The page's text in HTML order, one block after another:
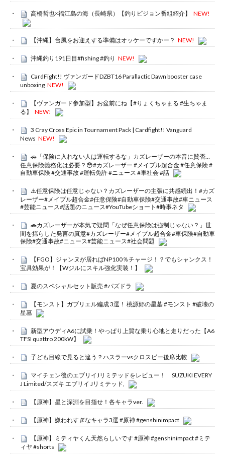
高橋哲也×福江島の海（長崎県）【釣りビジョン番組紹介】 NEW!
【沖縄】台風をお迎えする準備はオッケーですかー？ NEW!
沖縄釣り191日目#fishing #釣り NEW!
CardFight!! ヴァンガードDZBT16 Parallactic Dawn booster case
unboxing NEW!
【ヴァンガード参加型】お盆前にね【#りょくちゃまる #生ちゃま
る】
NEW!
3 Cray Cross Epic in Tournament Pack | Cardfight!! Vanguard
News NEW!
🚗「保険に入れない人は運転するな」カズレーザーの本音に賛否…
任意保険義務化は必要？😳#カズレーザー #メイプル超合金 #任意保険 #
自動車保険 #交通事故 #運転免許 #ニュース #車社会 #話
⚠️任意保険は任意じゃない？カズレーザーの主張に共感続出！#カズ
レーザー#メイプル超合金#任意保険#自動車保険#交通事故#車ニュース
#芸能ニュース#話題のニュース#YouTubeショート#時事ネタ
🚗カズレーザーが本気で疑問「なぜ任意保険は強制じゃない？」世
間を揺らした発言の真意#カズレーザー#メイプル超合金#車保険#自動車
保険#交通事故#ニュース#芸能ニュース#社会問題
【FGO】ジャンヌが居ればNP100％チャージ！？でもシャンクス！
宝具効果が！【Wジルにスキル強化実装！】
夏のスペシャルセット販売 #パズドラ
【モンスト】ガブリエル編成 3選！ 桃源郷の星墓 #モンスト #破壊の
星墓
新型アウディA6に試乗！やっぱり上質な乗り心地と走りだった【A6
TFSI quattro 200kW】
子ども目線で見ると違う？ハスラーvsクロスビー後席比較
マイチェン後のエブリイJリミテッドをレビュー！ SUZUKI EVERY
J Limited/スズキ エブリイ Jリミテッド,
【原神】星と深淵を目指せ！各キャラver.
【原神】嫌われすぎなキャラ3選 #原神 #genshinimpact
【原神】ミティヤくん天然らしいです #原神 #genshinimpact #ミテ
ィヤ #shorts